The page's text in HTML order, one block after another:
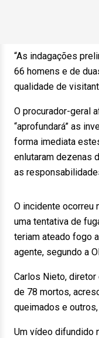
“As indagações
66 homens e de
qualidade de
O procurador-geral
“aprofundará” as
forma imediata
enlutaram dezenas
as
O incidente ocorreu
uma tentativa de
teriam ateado fogo
agente, segundo a
Carlos Nieto, diretor
de 78 mortos,
queimados e
Um vídeo difundido